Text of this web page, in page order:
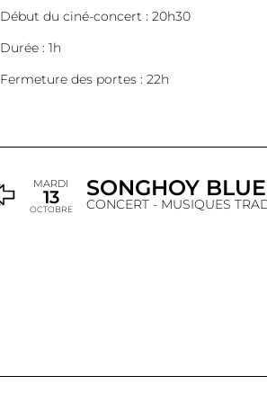
Début du ciné-concert : 20h30
Durée : 1h
Fermeture des portes : 22h
MARDI
13
OCTOBRE
SONGHOY
CONCERT - MUSIQUES